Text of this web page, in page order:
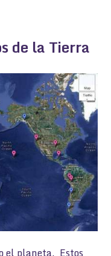
de la Tierra